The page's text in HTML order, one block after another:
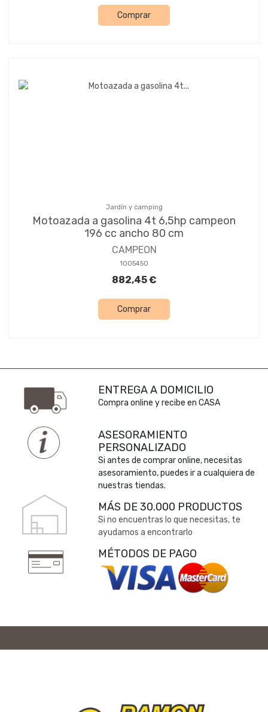
Comprar
Jardín y camping
Motoazada a gasolina 4t 6,5hp campeon
196 cc ancho 80 cm
CAMPEON
1005450
882,45 €
Comprar
ENTREGA A DOMICILIO
Compra online y recibe en CASA
ASESORAMIENTO
PERSONALIZADO
Si antes de comprar online, necesitas
asesoramiento, puedes ir a cualquiera de
nuestras tiendas.
MÁS DE 30.000 PRODUCTOS
Si no encuentras lo que necesitas, te
ayudamos a encontrarlo
MÉTODOS DE PAGO